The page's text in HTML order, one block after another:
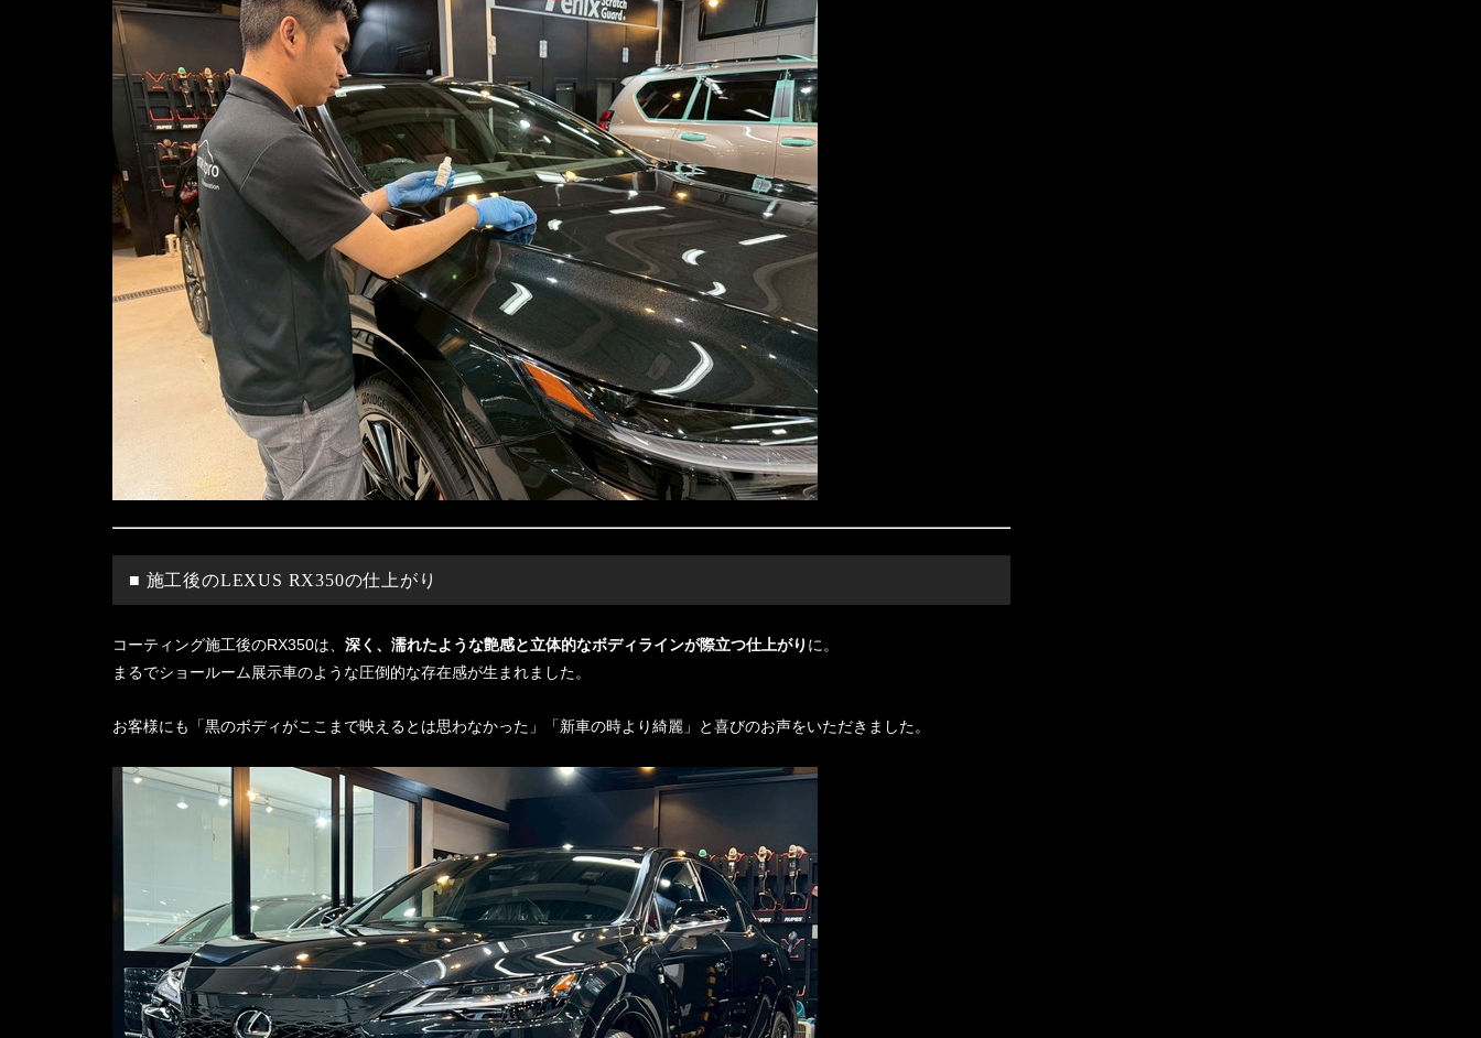
■ 施工後のLEXUS RX350の仕上がり
コーティング施工後のRX350は、 深く、濡れたような艶感と立体的なボディラインが際立つ仕上がり に。
まるでショールーム展示車のような圧倒的な存在感が生まれました。
お客様にも「黒のボディがここまで映えるとは思わなかった」「新車の時より綺麗」と喜びのお声をいただきました。